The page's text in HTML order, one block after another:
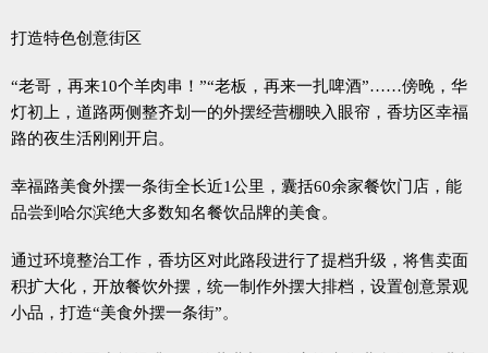
打造特色创意街区
“老哥，再来10个羊肉串！”“老板，再来一扎啤酒”……傍晚，华
灯初上，道路两侧整齐划一的外摆经营棚映入眼帘，香坊区幸福
路的夜生活刚刚开启。
幸福路美食外摆一条街全长近1公里，囊括60余家餐饮门店，能
品尝到哈尔滨绝大多数知名餐饮品牌的美食。
通过环境整治工作，香坊区对此路段进行了提档升级，将售卖面
积扩大化，开放餐饮外摆，统一制作外摆大排档，设置创意景观
小品，打造“美食外摆一条街”。